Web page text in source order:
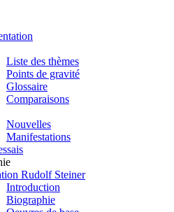
Liste des thèmes
Points de gravité
Glossaire
Comparaisons
Nouvelles
Manifestations
Rudolf Steiner
Introduction
Biographie